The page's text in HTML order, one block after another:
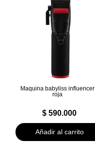
Maquina babyliss influencer
roja
$ 590.000
Añadir al carrito